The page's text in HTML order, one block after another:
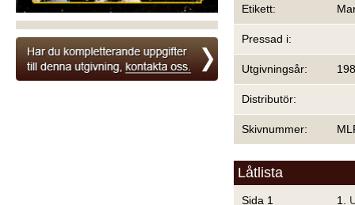
Etikett:
Pressad i:
Utgivningsår:
Distributör:
Skivnummer:
Låtlista
Sida 1 1.